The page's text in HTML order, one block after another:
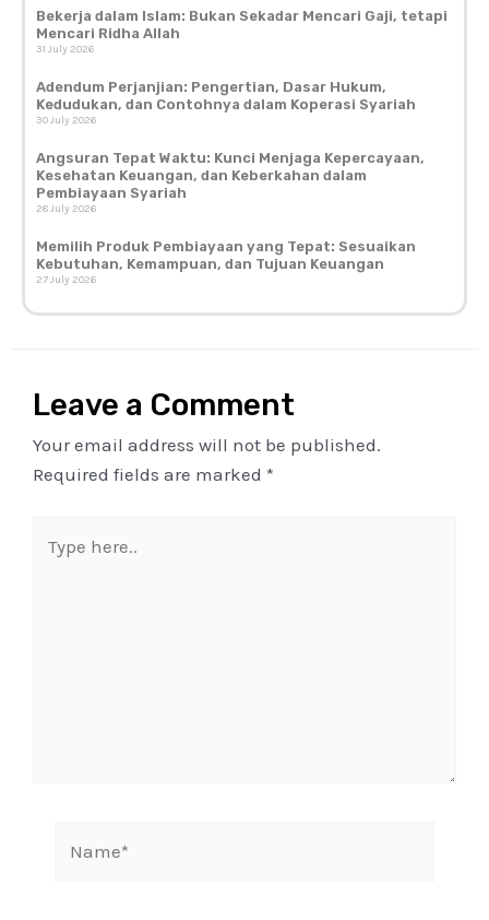
Bekerja dalam Islam: Bukan Sekadar Mencari Gaji, tetapi
Mencari Ridha Allah
31 July 2026
Adendum Perjanjian: Pengertian, Dasar Hukum,
Kedudukan, dan Contohnya dalam Koperasi Syariah
30 July 2026
Angsuran Tepat Waktu: Kunci Menjaga Kepercayaan,
Kesehatan Keuangan, dan Keberkahan dalam
Pembiayaan Syariah
28 July 2026
Memilih Produk Pembiayaan yang Tepat: Sesuaikan
Kebutuhan, Kemampuan, dan Tujuan Keuangan
27 July 2026
Leave a Comment
Your email address will not be published.
Required fields are marked *